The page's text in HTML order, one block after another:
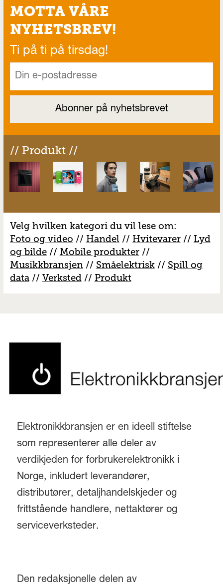
MOTTA VÅRE
NYHETSBREV!
Ti på ti på tirsdag!
// Produkt //
Velg hvilken kategori du vil lese om:
Foto og video // Handel // Hvitevarer// Lyd
og bilde// Mobile produkter//
Musikkbransjen// Småelektrisk// Spill og
data// Verksted// Produkt
Elektronikkbransjen er en ideell stiftelse
som representerer alle deler av
verdikjeden for forbrukerelektronikk i
Norge, inkludert leverandører,
distributører, detaljhandelskjeder og
frittstående handlere, nettaktører og
serviceverksteder.
Den redaksjonelle delen av